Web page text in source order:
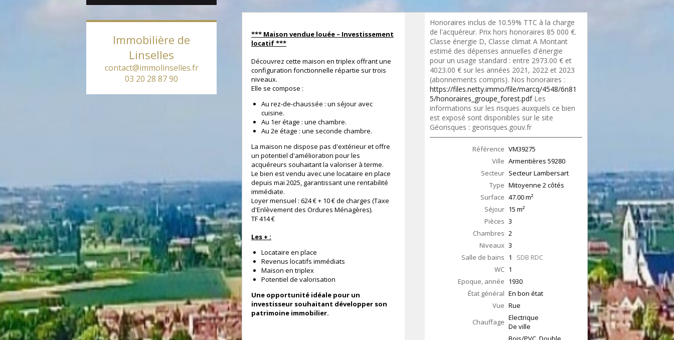
Immobilière de
Linselles
contact@immolinselles.fr
03 20 28 87 90
*** Maison vendue louée – Investissement
locatif ***
Découvrez cette maison en triplex offrant une
configuration fonctionnelle répartie sur trois
niveaux.
Elle se compose :
Au rez-de-chaussée : un séjour avec
cuisine.
Au 1er étage : une chambre.
Au 2e étage : une seconde chambre.
La maison ne dispose pas d'extérieur et offre
un potentiel d'amélioration pour les
acquéreurs souhaitant la valoriser à terme.
Le bien est vendu avec une locataire en place
depuis mai 2025, garantissant une rentabilité
immédiate.
Loyer mensuel : 624 € + 10 € de charges (Taxe
d'Enlèvement des Ordures Ménagères).
TF 414 €
Les + :
Locataire en place
Revenus locatifs immédiats
Maison en triplex
Potentiel de valorisation
Une opportunité idéale pour un
investisseur souhaitant développer son
patrimoine immobilier.
Honoraires inclus de 10.59% TTC à la charge
de l'acquéreur. Prix hors honoraires 85 000 €.
Classe énergie D, Classe climat A Montant
estimé des dépenses annuelles d'énergie
pour un usage standard : entre 2973.00 € et
4023.00 € sur les années 2021, 2022 et 2023
(abonnements compris). Nos honoraires :
https://files.netty.immo/file/marcq/4548/6n81
5/honoraires_groupe_forest.pdfLes
informations sur les risques auxquels ce bien
est exposé sont disponibles sur le site
Géorisques : georisques.gouv.fr
Référence VM39275
Ville Armentières 59280
Secteur Secteur Lambersart
Type Mitoyenne 2 côtés
Surface 47.00m²
Séjour 15 m²
Pièces 3
Chambres 2
Niveaux 3
Salle de bains 1 SDB RDC
WC 1
Epoque, année 1930
État général En bon état
Vue Rue
Chauffage Electrique
De ville